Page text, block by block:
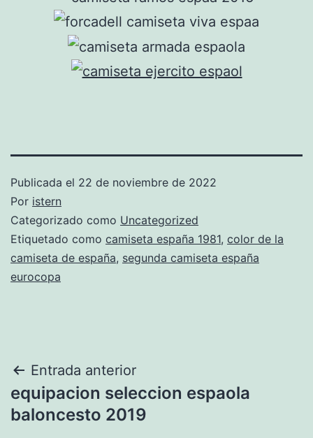
Publicada el 22 de noviembre de 2022
Por istern
Categorizado como Uncategorized
Etiquetado como camiseta españa 1981, color de la
camiseta de españa, segunda camiseta españa
eurocopa
Navegación
de
Entrada anterior
equipacion seleccion espaola
baloncesto 2019